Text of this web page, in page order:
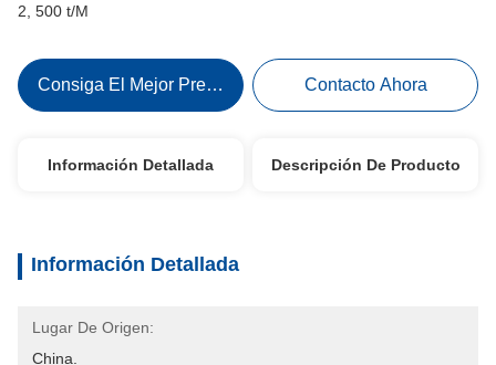
2, 500 t/M
Consiga El Mejor Precio Contacto Ahora
Información Detallada Descripción De Producto
Información Detallada
Lugar De Origen:
China.